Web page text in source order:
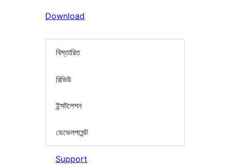
Download
বিস্তারিত
রিভিউ
ইন্সটলেশন
ডেভেলপমেন্ট
Support